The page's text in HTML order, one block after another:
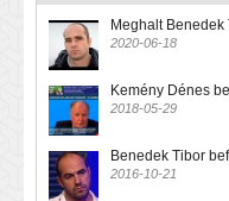
Meghalt Benedek
2020-06-18
Kemény Dénes
2018-05-29
Benedek Tibor
2016-10-21